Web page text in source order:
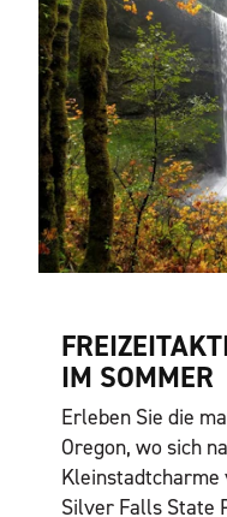
IM SOMMER
Erleben Sie die
Oregon, wo sich
Kleinstadtcharme
Silver Falls State